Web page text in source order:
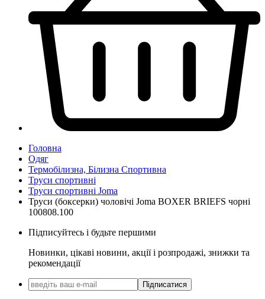
Головна
Одяг
Термобілизна, Білизна Спортивна
Труси спортивні
Труси спортивні Joma
Труси (боксерки) чоловічі Joma BOXER BRIEFS чорні
100808.100
Підписуйтесь і будьте першими
Новинки, цікаві новини, акції і розпродажі, знижки та
рекомендації
Підписатися